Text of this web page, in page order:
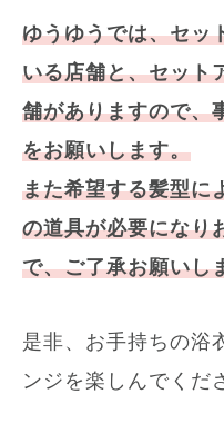
ゆうゆうでは、セッ
いる店舗と、セット
舗がありますので、
をお願いします。
また希望する髪型に
の道具が必要になり
で、ご了承お願いし
是非、お手持ちの浴
ンジを楽しんでくだ